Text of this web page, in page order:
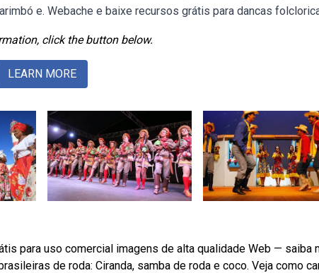
e. Webache e baixe recursos grátis para dancas
click the button below.
LEARN MORE
para uso comercial imagens de alta qualidade Web — saiba
de roda: Ciranda, samba de roda e coco. Veja como